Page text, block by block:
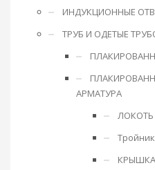
ИНДУКЦИОННЫЕ
ТРУБ И ОДЕТЫЕ
АРМАТУРА
ЛОКОТЬ
Тройник